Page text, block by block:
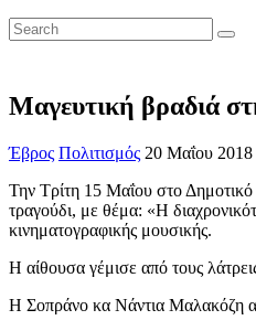
Μαγευτική βραδιά
Έβρος Πολιτισμός 20 Μαΐου 2018
Την Τρίτη 15 Μαΐου στο
τραγούδι, με θέμα: «Η
κινηματογραφικής μουσικής.
Η αίθουσα γέμισε από τους
Η Σοπράνο κα Νάντια Μαλακόζη